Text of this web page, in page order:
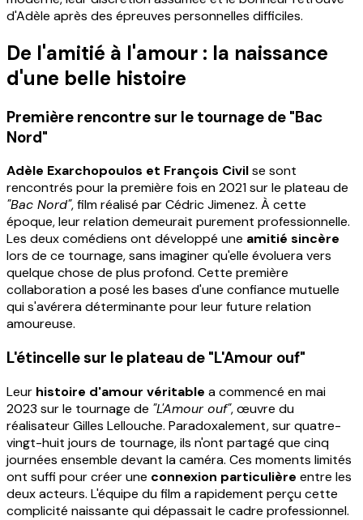
d'Adèle après des épreuves personnelles difficiles.
De l'amitié à l'amour : la naissance
d'une belle histoire
Première rencontre sur le tournage de "Bac
Nord"
Adèle Exarchopoulos et François Civilse sont
rencontrés pour la première fois en 2021 sur le plateau de
"Bac Nord", film réalisé par Cédric Jimenez. À cette
époque, leur relation demeurait purement professionnelle.
Les deux comédiens ont développé une amitié sincère
lors de ce tournage, sans imaginer qu'elle évoluera vers
quelque chose de plus profond. Cette première
collaboration a posé les bases d'une confiance mutuelle
qui s'avérera déterminante pour leur future relation
amoureuse.
L'étincelle sur le plateau de "L'Amour ouf"
Leur histoire d'amour véritable a commencé en mai
2023 sur le tournage de "L'Amour ouf", œuvre du
réalisateur Gilles Lellouche. Paradoxalement, sur quatre-
vingt-huit jours de tournage, ils n'ont partagé que cinq
journées ensemble devant la caméra. Ces moments limités
ont suffi pour créer une connexion particulière entre les
deux acteurs. L'équipe du film a rapidement perçu cette
complicité naissante qui dépassait le cadre professionnel.